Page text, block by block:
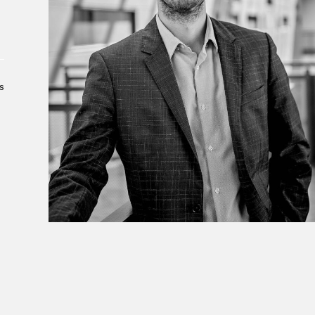
À propos du Salon
Liste des exposant·e·s
Liste des auteur·rice·s